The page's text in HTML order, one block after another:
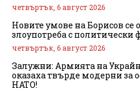
четвъртък, 6 август 2026
Новите умове на Борисов се
злоупотреба с политически
четвъртък, 6 август 2026
Залужни: Армията на
оказаха твърде модерни за
НАТО!